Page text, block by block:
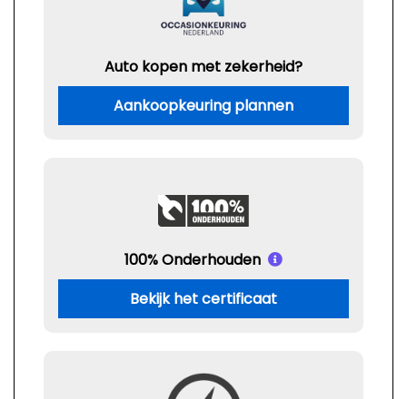
Auto kopen met zekerheid?
Aankoopkeuring plannen
100% Onderhouden
Bekijk het certificaat